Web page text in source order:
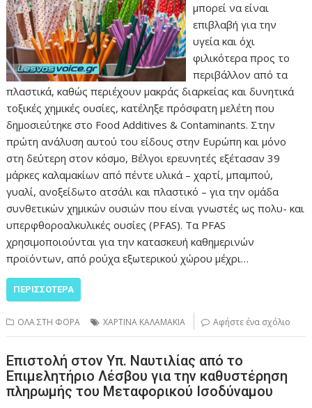
μπορεί να είναι
επιβλαβή για την
υγεία και όχι
φιλικότερα προς το
περιβάλλον από τα
πλαστικά, καθώς περιέχουν μακράς διαρκείας και δυνητικά
τοξικές χημικές ουσίες, κατέληξε πρόσφατη μελέτη που
δημοσιεύτηκε στο Food Additives & Contaminants. Στην
πρώτη ανάλυση αυτού του είδους στην Ευρώπη και μόνο
στη δεύτερη στον κόσμο, Βέλγοι ερευνητές εξέτασαν 39
μάρκες καλαμακίων από πέντε υλικά – χαρτί, μπαμπού,
γυαλί, ανοξείδωτο ατσάλι και πλαστικό – για την ομάδα
συνθετικών χημικών ουσιών που είναι γνωστές ως πολυ- και
υπερφθοροαλκυλικές ουσίες (PFAS). Τα PFAS
χρησιμοποιούνται για την κατασκευή καθημερινών
προϊόντων, από ρούχα εξωτερικού χώρου μέχρι…
ΠΕΡΙΣΣΌΤΕΡΑ
ΟΛΑ ΣΤΗ ΦΟΡΑ ΧΑΡΤΙΝΑ ΚΑΛΑΜΑΚΙΑ Αφήστε ένα σχόλιο
Επιστολή στον Υπ. Ναυτιλίας από το
Επιμελητήριο Λέσβου για την καθυστέρηση
πληρωμής του Μεταφορικού Ισοδύναμου